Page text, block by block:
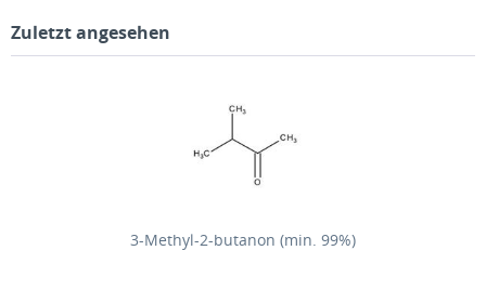
Zuletzt angesehen
3-Methyl-2-butanon (min. 99%)